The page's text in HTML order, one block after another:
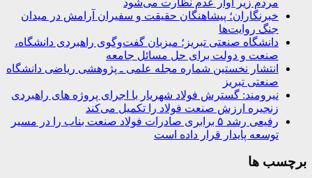
مردم زیر آوار عدم نظارت می‌شود
خبرنگاران؛ پیشاهنگان حقیقت و سفیران آرامش در میدان
جنگ روایت‌ها
دانشگاه صنعتی تبریز؛ میزبان گفت‌وگوی راهبردی دانشگاه،
صنعت و دولت برای حل مسائل جامعه
انتشار نخستین شماره مجله علمی ـ پژوهشی ریاضی دانشگاه
صنعتی تبریز
نیرومند: گسترش فولاد شهریار با اجرای پروژه های راهبردی
زنجیره ارزش صنعت فولاد را تکمیل می‌کند
رفیعی رشد ۵ برابری صادرات فولاد صنعت بناب را در مسیر
توسعه پایدار قرار داده است
برچسب ها